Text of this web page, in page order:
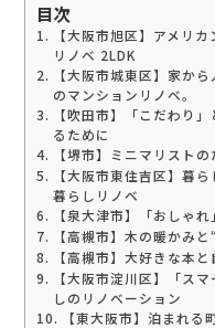
目次
【大阪市旭区】アメリ
リノベ 2LDK
【大阪市城東区】家か
のマンションリノベ。
【吹田市】「こだわり
るために
【堺市】ミニマリスト
【大阪市東住吉区】暮
暮らしリノベ
【泉大津市】「おしゃ
【高槻市】木の暖かみ
【高槻市】大好きな本
【大阪市淀川区】「ス
しのリノベーション
【東大阪市】泊まれる